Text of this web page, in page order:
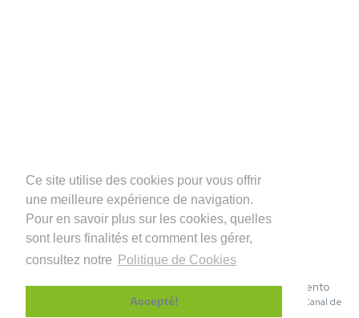
Ce site utilise des cookies pour vous offrir
une meilleure expérience de navigation.
Pour en savoir plus sur les cookies, quelles
sont leurs finalités et comment les gérer,
consultez notre
Politique de Cookies
Accepté!
© 2026 INDUFLOOR – Sistemas de Revestimento
Politique de Confidentialité
Canal de